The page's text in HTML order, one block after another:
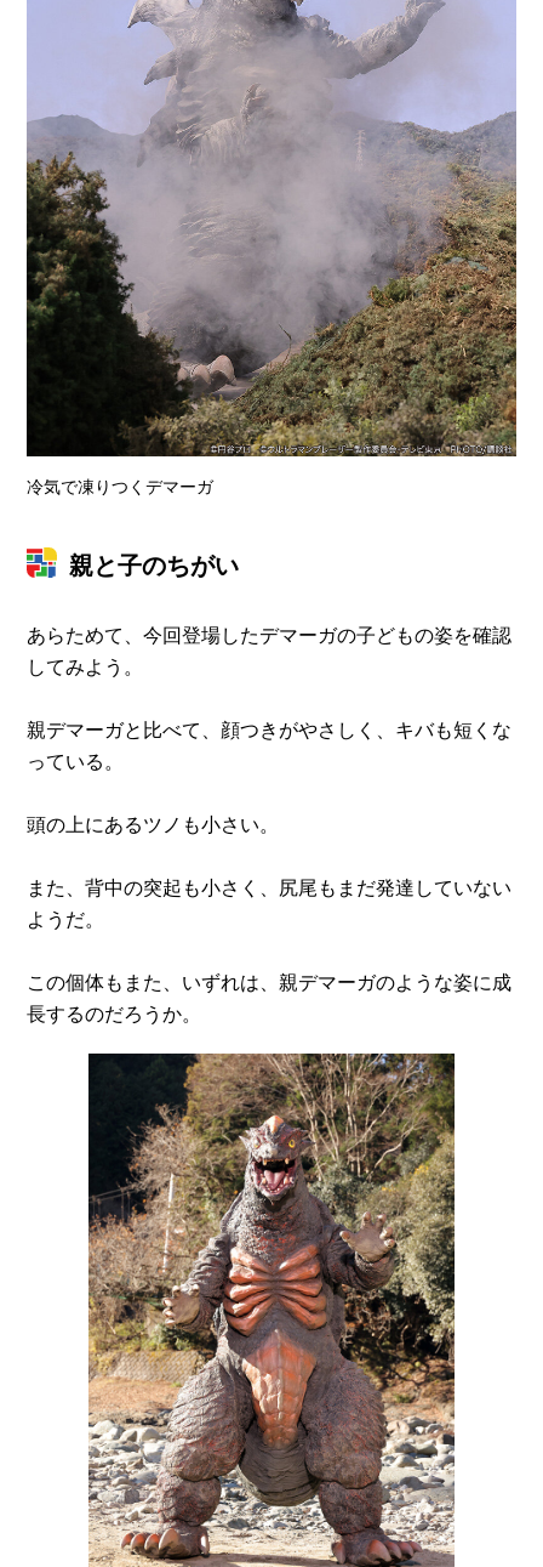
冷気で凍りつくデマーガ
親と子のちがい
あらためて、今回登場したデマーガの子どもの姿を確認
してみよう。
親デマーガと比べて、顔つきがやさしく、キバも短くな
っている。
頭の上にあるツノも小さい。
また、背中の突起も小さく、尻尾もまだ発達していない
ようだ。
この個体もまた、いずれは、親デマーガのような姿に成
長するのだろうか。